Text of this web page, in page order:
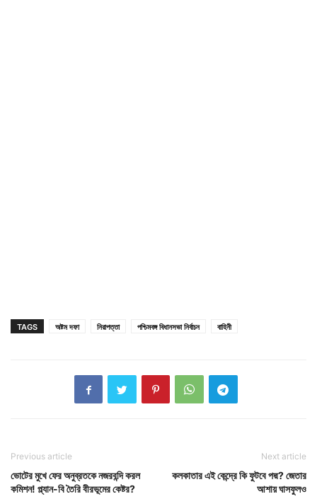
TAGS অষ্টম দফা নিরাপত্তা পশ্চিমবঙ্গ বিধানসভা নির্বাচন বাহিনী
Previous article
ভোটের মুখে ফের অনুব্রতকে নজরবন্দি করল
কমিশন! প্ল্যান-বি তৈরি বীরভূমের কেষ্টর?
Next article
কলকাতার এই কেন্দ্রে কি ফুটবে পদ্ম? জেতার
আশায় ঘাসফুলও